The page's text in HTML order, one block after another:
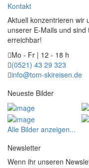
Kontakt
Aktuell konzentrieren wir
unserer E-Mails und
erreichbar!
Mo - Fr | 12 - 18 h
(0521) 43 29 323
info@tom-skireisen.de
Neueste Bilder
Alle Bilder anzeigen...
Newsletter
Wenn ihr unseren